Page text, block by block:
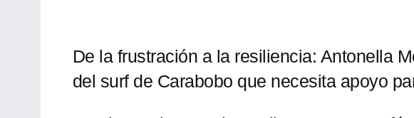
De la frustración a la resiliencia: Antonella
del surf de Carabobo que necesita apoyo